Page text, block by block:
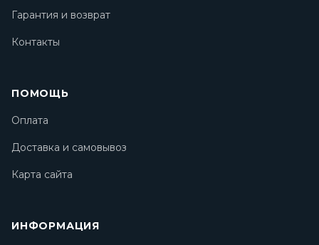
Гарантия и возврат
Контакты
ПОМОЩЬ
Оплата
Доставка и самовывоз
Карта сайта
ИНФОРМАЦИЯ